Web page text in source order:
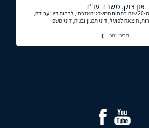
און צוק, משרד עו"ד
המשרד עוסק למעלה מ-20 שנה בתחום המשפט האזרחי, לרבות דיני עבודה,
הוצאה לפועל, דיני תכנון ובניה, דיני משפ
תכירו יותר